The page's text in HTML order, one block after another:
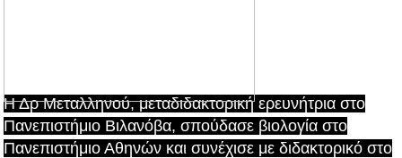
Η Δρ Μεταλληνού, μεταδιδακτορική ερευνήτρια στο
Πανεπιστήμιο Βιλανόβα, σπούδασε βιολογία στο
Πανεπιστήμιο Αθηνών και συνέχισε με διδακτορικό στο